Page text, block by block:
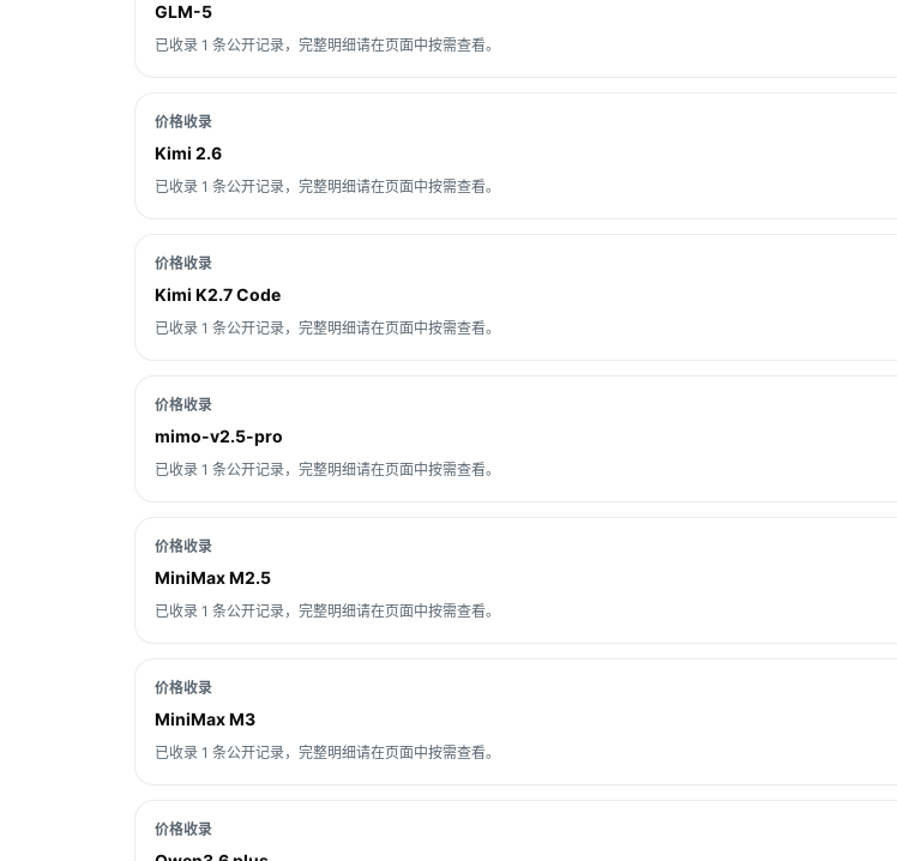
GLM-5
已收录 1 条公开记录，完整明细请在页面中按需查看。
价格收录
Kimi 2.6
已收录 1 条公开记录，完整明细请在页面中按需查看。
价格收录
Kimi K2.7 Code
已收录 1 条公开记录，完整明细请在页面中按需查看。
价格收录
mimo-v2.5-pro
已收录 1 条公开记录，完整明细请在页面中按需查看。
价格收录
MiniMax M2.5
已收录 1 条公开记录，完整明细请在页面中按需查看。
价格收录
MiniMax M3
已收录 1 条公开记录，完整明细请在页面中按需查看。
价格收录